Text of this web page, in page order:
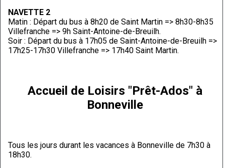
NAVETTE 2
Matin : Départ du bus à 8h20 de Saint Martin => 8h30-8h35
Villefranche => 9h Saint-Antoine-de-Breuilh.
Soir : Départ du bus à 17h05 de Saint-Antoine-de-Breuilh =>
17h25-17h30 Villefranche => 17h40 Saint Martin.
Accueil de Loisirs "Prêt-Ados" à
Bonneville
Tous les jours durant les vacances à Bonneville de 7h30 à
18h30.